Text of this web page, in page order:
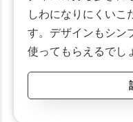
しわになりにくいこ
す。デザインもシン
使ってもらえるでし